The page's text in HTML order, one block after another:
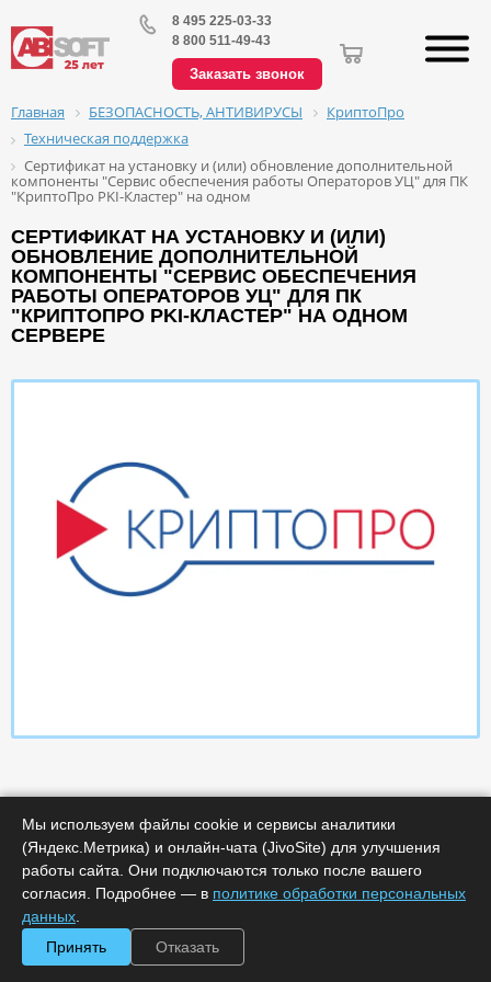
8 495 225-03-33
8 800 511-49-43
Заказать звонок
Главная БЕЗОПАСНОСТЬ, АНТИВИРУСЫ
КриптоПро
Техническая поддержка
Сертификат на установку и (или) обновление дополнительной
компоненты "Сервис обеспечения работы Операторов УЦ" для ПК
"КриптоПро PKI-Кластер" на одном
СЕРТИФИКАТ НА УСТАНОВКУ И (ИЛИ)
ОБНОВЛЕНИЕ ДОПОЛНИТЕЛЬНОЙ
КОМПОНЕНТЫ "СЕРВИС ОБЕСПЕЧЕНИЯ
РАБОТЫ ОПЕРАТОРОВ УЦ" ДЛЯ ПК
"КРИПТОПРО PKI-КЛАСТЕР" НА ОДНОМ
СЕРВЕРЕ
Характеристики
Срок поставки, дней :
Минимальное количество лицензий :
Мы используем файлы cookie и сервисы аналитики
(Яндекс.Метрика) и онлайн-чата (JivoSite) для улучшения
работы сайта. Они подключаются только после вашего
согласия. Подробнее — в политике обработки персональных
данных
Принять
Отказать